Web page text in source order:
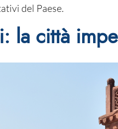
del Paese.
la città